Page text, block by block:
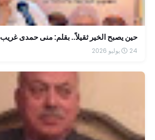
حين يصبح الخير ثقيلاً.. بقلم: منى حمدى غريب
24 يوليو 2026